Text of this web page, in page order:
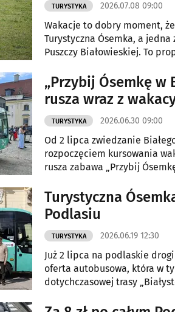
TURYSTYKA 2026.07.08 09:00
Wakacje to dobry moment,
Turystyczna Ósemka, a
Puszczy Białowieskiej. To
rzeki Narew.
„Przybij Ósemkę w
rusza wraz z
TURYSTYKA 2026.06.30 09:00
Od 2 lipca zwiedzanie
rozpoczęciem kursowania
rusza zabawa „Przybij
Turystyczna
Podlasiu
TURYSTYKA 2026.06.19 12:30
Już 2 lipca na podlaskie
oferta autobusowa, która w
dotychczasowej trasy
konferencji prasowej 19